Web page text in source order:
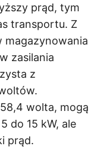
prąd, tym
transportu. Z
magazynowania
zasilania
z
wolta, mogą
do 15 kW, ale
prąd.